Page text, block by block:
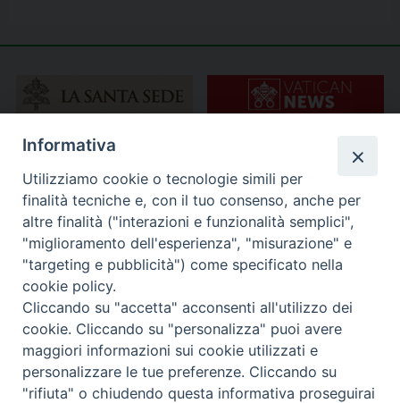
Informativa
Utilizziamo cookie o tecnologie simili per
finalità tecniche e, con il tuo consenso, anche per
altre finalità ("interazioni e funzionalità semplici",
"miglioramento dell'esperienza", "misurazione" e
"targeting e pubblicità") come specificato nella
cookie policy.
Cliccando su "accetta" acconsenti all'utilizzo dei
cookie. Cliccando su "personalizza" puoi avere
maggiori informazioni sui cookie utilizzati e
personalizzare le tue preferenze. Cliccando su
"rifiuta" o chiudendo questa informativa proseguirai